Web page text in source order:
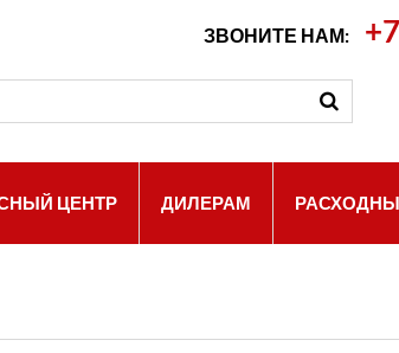
ЗВОНИТЕ НАМ:
ЦЕНТР ДИЛЕРАМ